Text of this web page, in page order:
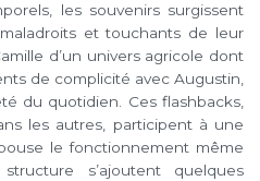
les souvenirs surgissent
et touchants de leur
d’un univers agricole dont
de complicité avec Augustin,
du quotidien. Ces flashbacks,
les autres, participent à une
le fonctionnement même
s’ajoutent quelques